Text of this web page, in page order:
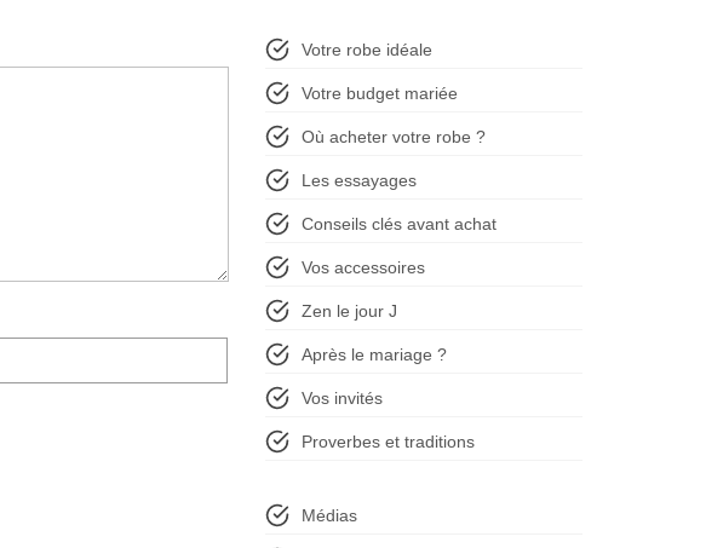
Votre robe idéale
Votre budget mariée
Où acheter votre robe ?
Les essayages
Conseils clés avant achat
Vos accessoires
Zen le jour J
Après le mariage ?
Vos invités
Proverbes et traditions
Médias